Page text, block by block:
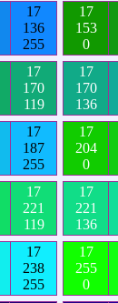
17
136
255
17
153
0
17
170
119
17
170
136
17
187
255
17
204
0
17
221
119
17
221
136
17
238
255
17
255
0